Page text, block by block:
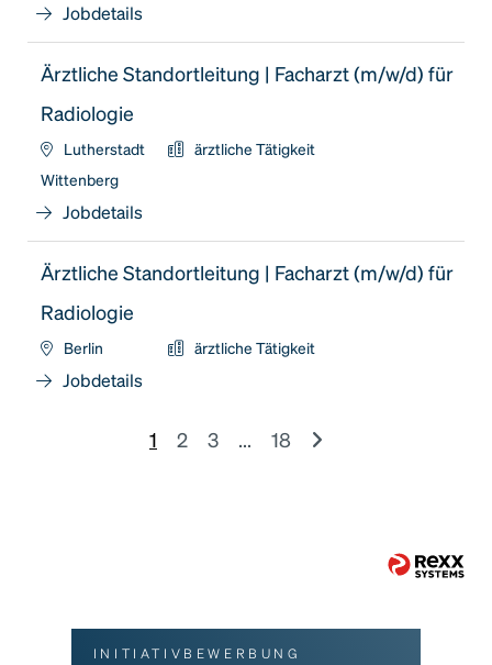
Jobdetails
Ärztliche Standortleitung | Facharzt (m/w/d) für
Radiologie
Lutherstadt
Wittenberg
ärztliche Tätigkeit
Jobdetails
Ärztliche Standortleitung | Facharzt (m/w/d) für
Radiologie
Berlin ärztliche Tätigkeit
Jobdetails
1 2 3 ... 18
INITIATIVBEWERBUNG